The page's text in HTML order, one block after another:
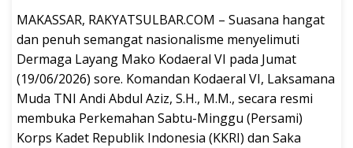
MAKASSAR, RAKYATSULBAR.COM – Suasana hangat
dan penuh semangat nasionalisme menyelimuti
Dermaga Layang Mako Kodaeral VI pada Jumat
(19/06/2026) sore. Komandan Kodaeral VI, Laksamana
Muda TNI Andi Abdul Aziz, S.H., M.M., secara resmi
membuka Perkemahan Sabtu-Minggu (Persami)
Korps Kadet Republik Indonesia (KKRI) dan Saka